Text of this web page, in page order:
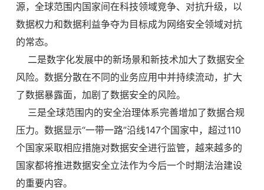
源，全球范围内国家间在科技领域竞争、对抗升级，以
数据权力和数据利益争夺为目标成为网络安全领域对抗
的常态。
二是数字化发展中的新场景和新技术加大了数据安全
风险。数据分散在不同的业务应用中并持续流动，扩大
了数据暴露面，加剧了数据安全的风险。
三是全球范围内的安全治理体系完善增加了数据合规
压力。数据显示“一带一路”沿线147个国家中，超过110
个国家采取相应措施对数据安全进行监管，越来越多的
国家都将推进数据安全立法作为今后一个时期法治建设
的重要内容。